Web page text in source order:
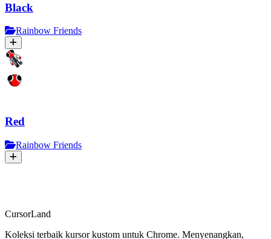
Black
Rainbow Friends
Red
Rainbow Friends
CursorLand
Koleksi terbaik kursor kustom untuk Chrome. Menyenangkan,